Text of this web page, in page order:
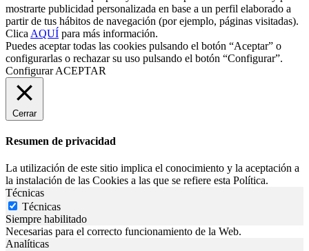
mostrarte publicidad personalizada en base a un perfil elaborado a
partir de tus hábitos de navegación (por ejemplo, páginas visitadas).
Clica AQUÍ para más información.
Puedes aceptar todas las cookies pulsando el botón “Aceptar” o
configurarlas o rechazar su uso pulsando el botón “Configurar”.
Configurar ACEPTAR
Cerrar
Resumen de privacidad
La utilización de este sitio implica el conocimiento y la aceptación a
la instalación de las Cookies a las que se refiere esta Política.
Técnicas
Técnicas
Siempre habilitado
Necesarias para el correcto funcionamiento de la Web.
Analíticas